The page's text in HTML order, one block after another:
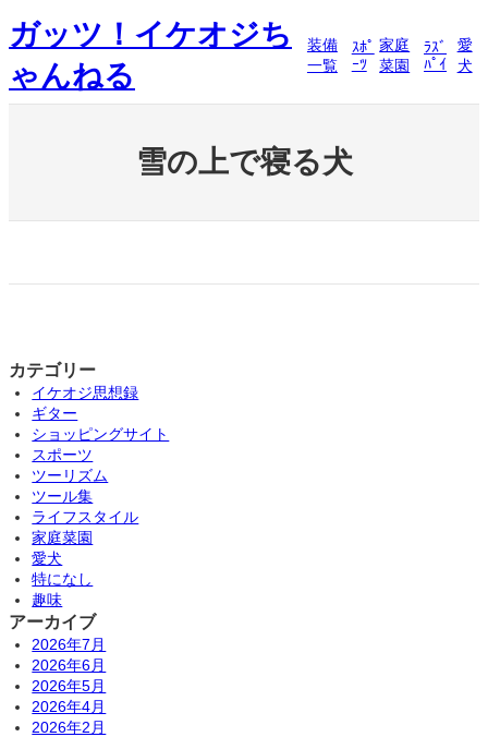
容
ス
キ
ガッツ！イケオジち
ゃんねる
装備
一覧
ｽﾎﾟ
ｰﾂ
家庭
菜園
ﾗｽﾞ
ﾊﾟｲ
愛
犬
雪の上で寝る犬
カテゴリー
イケオジ思想録
ギター
ショッピングサイト
スポーツ
ツーリズム
ツール集
ライフスタイル
家庭菜園
愛犬
特になし
趣味
アーカイブ
2026年7月
2026年6月
2026年5月
2026年4月
2026年2月